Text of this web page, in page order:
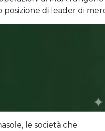
di leader di
le società che